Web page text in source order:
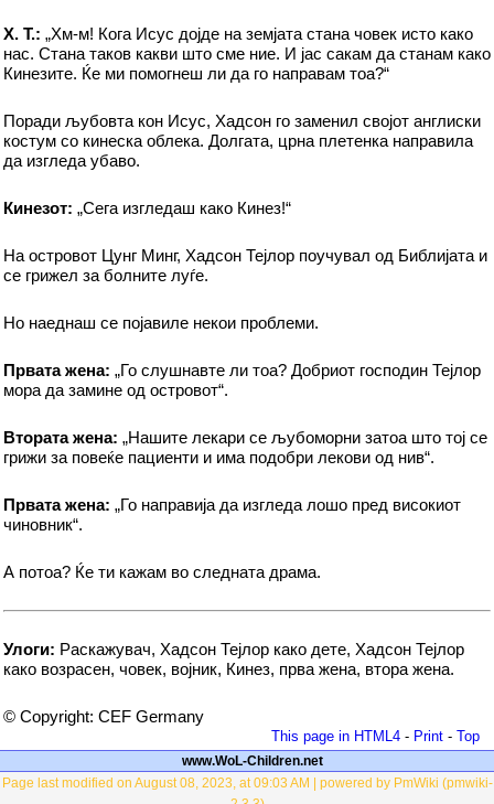
Х. T.: „Хм-м! Кога Исус дојде на земјата стана човек исто како
нас. Стана таков какви што сме ние. И јас сакам да станам како
Кинезите. Ќе ми помогнеш ли да го направам тоа?“
Поради љубовта кон Исус, Хадсон го заменил својот англиски
костум со кинеска облека. Долгата, црна плетенка направила
да изгледа убаво.
Кинезот: „Сега изгледаш како Кинез!“
На островот Цунг Минг, Хадсон Тејлор поучувал од Библијата и
се грижел за болните луѓе.
Но наеднаш се појавиле некои проблеми.
Првата жена: „Го слушнавте ли тоа? Добриот господин Тејлор
мора да замине од островот“.
Втората жена: „Нашите лекари се љубоморни затоа што тој се
грижи за повеќе пациенти и има подобри лекови од нив“.
Првата жена: „Го направија да изгледа лошо пред високиот
чиновник“.
А потоа? Ќе ти кажам во следната драма.
Улоги: Раскажувач, Хадсон Тејлор како дете, Хадсон Тејлор
како возрасен, човек, војник, Кинез, прва жена, втора жена.
© Copyright: CEF Germany
This page in HTML4 - Print - Top
www.WoL-Children.net
Page last modified on August 08, 2023, at 09:03 AM | powered by PmWiki (pmwiki-